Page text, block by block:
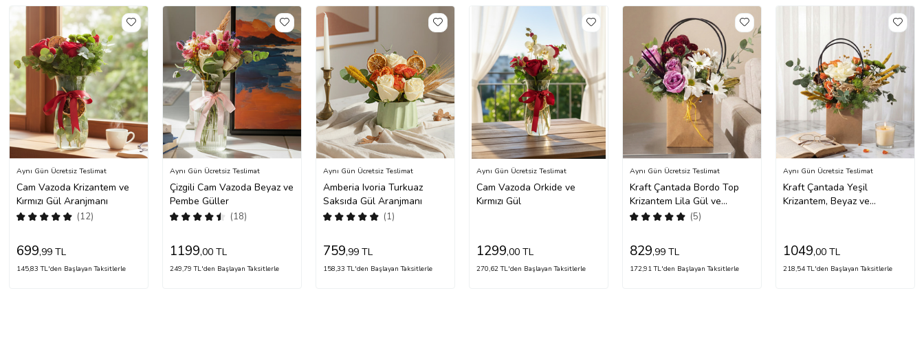
Cam Vazoda Krizantem ve
Kırmızı Gül Aranjmanı
(12)
Aynı Gün Ücretsiz Teslimat
699,99 TL
145,83 TL'den Başlayan Taksitlerle
Çizgili Cam Vazoda Beyaz ve
Pembe Güller
(18)
Aynı Gün Ücretsiz Teslimat
1199,00 TL
249,79 TL'den Başlayan Taksitlerle
Amberia Ivoria Turkuaz
Saksıda Gül Aranjmanı
(1)
Aynı Gün Ücretsiz Teslimat
759,99 TL
158,33 TL'den Başlayan Taksitlerle
Cam Vazoda Orkide ve
Kırmızı Gül
Aynı Gün Ücretsiz Teslimat
1299,00 TL
270,62 TL'den Başlayan Taksitlerle
Kraft Çantada Bordo Top
Krizantem Lila Gül ve
Papatya
(5)
Aynı Gün Ücretsiz Teslimat
829,99 TL
172,91 TL'den Başlayan Taksitlerle
Kraft Çantada Yeşil
Krizantem, Beyaz ve
Aynı Gün Ücretsiz Teslimat
1049,00 TL
218,54 TL'den Başlayan Taksitlerle